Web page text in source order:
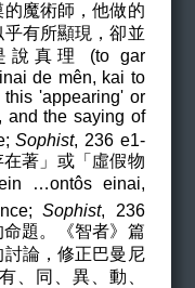
魔術師，他做的
有所顯現，卻並
說真理 (to gar
de mên, kai to
this 'appearing' or
and the saying of
Sophist, 236 e1-
著」或「虛假物
…ontôs einai,
Sophist, 236
題。《智者》篇
論，修正巴曼尼
、同、異、動、